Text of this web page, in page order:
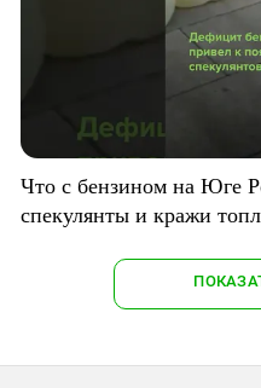
Что с бензином на Юге
спекулянты и кражи